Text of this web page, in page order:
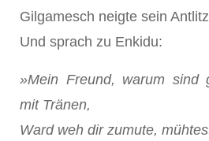
Gilgamesch neigte sein
Und sprach zu Enkidu:
»Mein Freund, warum sind
mit Tränen,
Ward weh dir zumute,